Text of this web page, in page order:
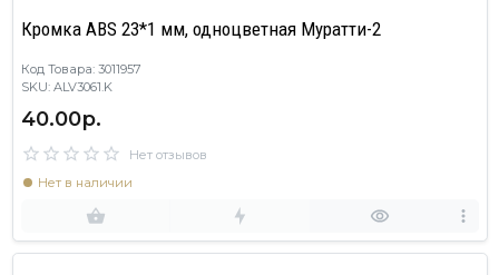
Кромка ABS 23*1 мм, одноцветная Муратти-2
Код Товара: 3011957
SKU: ALV3061.K
40.00р.
Нет отзывов
Нет в наличии